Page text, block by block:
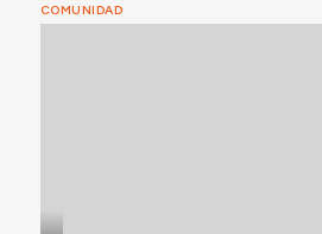
COMUNIDAD